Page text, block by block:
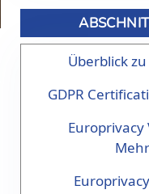
Überblick
GDPR